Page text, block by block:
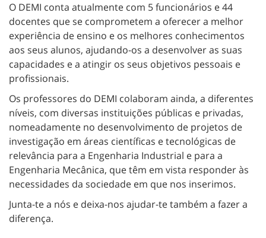
O DEMI conta atualmente com 5 funcionários e 44
docentes que se comprometem a oferecer a melhor
experiência de ensino e os melhores conhecimentos
aos seus alunos, ajudando-os a desenvolver as suas
capacidades e a atingir os seus objetivos pessoais e
profissionais.
Os professores do DEMI colaboram ainda, a diferentes
níveis, com diversas instituições públicas e privadas,
nomeadamente no desenvolvimento de projetos de
investigação em áreas científicas e tecnológicas de
relevância para a Engenharia Industrial e para a
Engenharia Mecânica, que têm em vista responder às
necessidades da sociedade em que nos inserimos.
Junta-te a nós e deixa-nos ajudar-te também a fazer a
diferença.